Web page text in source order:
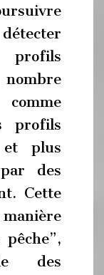
profils
comme
profils
et plus
des
Cette
des